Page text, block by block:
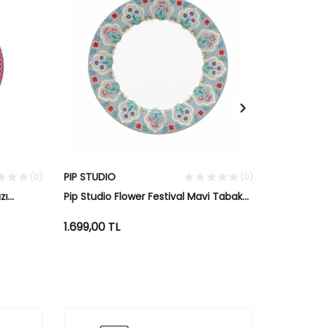
(0) PIP STUDIO (0)
Pip Studio Flower Festival Mavi Tabak
1.699,00 TL